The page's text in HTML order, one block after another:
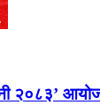
२०८३’